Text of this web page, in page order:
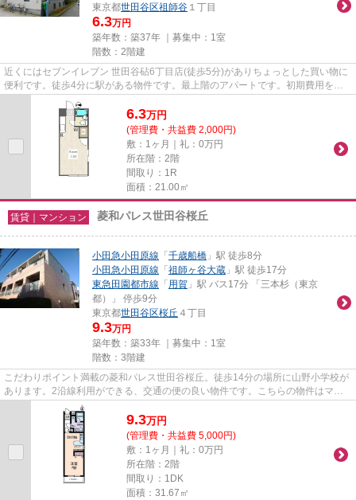
東京都世田谷区祖師谷 １丁目
6.3万円
築年数：築37年 ｜募集中： 1室
階数：2階建
近くにはセブンイレブン 世田谷砧6丁目店(徒歩5分)がありちょっとした買い物に
便利です。徒歩4分に駅がある物件です。最上階のアパートです。初期費用をカ
ードでお支払いいただけるの...
6.3万円
(管理費・共益費 2,000円)
敷：1ヶ月｜礼：0万円
所在階：2階
間取り：1R
面積：21.00㎡
賃貸｜マンション 菱和パレス世田谷桜丘
小田急小田原線 「千歳船橋 」駅 徒歩8分
小田急小田原線 「祖師ヶ谷大蔵 」駅 徒歩17分
東急田園都市線 「用賀 」駅 バス17分 「三本杉（東京
都）」 停歩9分
東京都世田谷区桜丘 ４丁目
9.3万円
築年数：築33年 ｜募集中： 1室
階数：3階建
こだわりポイント満載の菱和パレス世田谷桜丘。徒歩14分の場所に山野小学校が
あります。2沿線利用ができる、交通の便の良い物件です。こちらの物件はマン
ションです。世田谷区エリアと...
9.3万円
(管理費・共益費 5,000円)
敷：1ヶ月｜礼：0万円
所在階：2階
間取り：1DK
面積：31.67㎡